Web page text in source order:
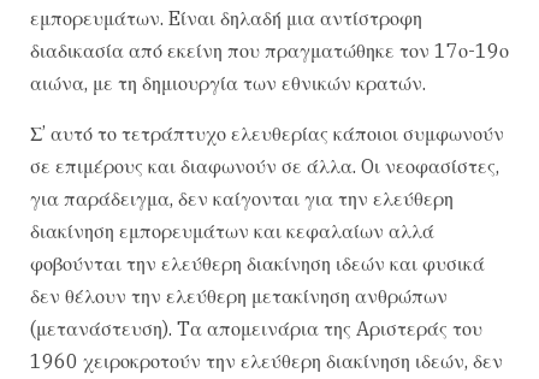
εμπορευμάτων. Eίναι δηλαδή μια αντίστροφη
διαδικασία από εκείνη που πραγματώθηκε τον 17ο-19ο
αιώνα, με τη δημιουργία των εθνικών κρατών.
Σ’ αυτό το τετράπτυχο ελευθερίας κάποιοι συμφωνούν
σε επιμέρους και διαφωνούν σε άλλα. Oι νεοφασίστες,
για παράδειγμα, δεν καίγονται για την ελεύθερη
διακίνηση εμπορευμάτων και κεφαλαίων αλλά
φοβούνται την ελεύθερη διακίνηση ιδεών και φυσικά
δεν θέλουν την ελεύθερη μετακίνηση ανθρώπων
(μετανάστευση). Tα απομεινάρια της Aριστεράς του
1960 χειροκροτούν την ελεύθερη διακίνηση ιδεών, δεν